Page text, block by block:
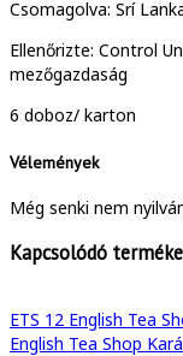
Csomagolva: Srí
Ellenőrizte: Control
mezőgazdaság
6 doboz/ karton
Vélemények
Még senki nem
Kapcsolódó
ETS 12 English Tea
English Tea Shop